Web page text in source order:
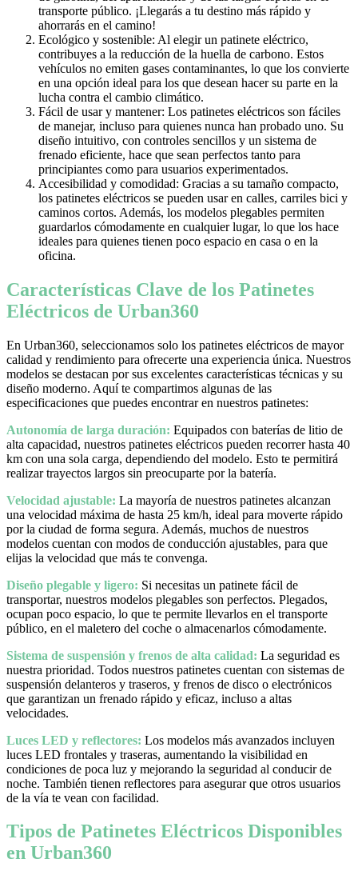
transporte público. ¡Llegarás a tu destino más rápido y
ahorrarás en el camino!
Ecológico y sostenible: Al elegir un patinete eléctrico,
contribuyes a la reducción de la huella de carbono. Estos
vehículos no emiten gases contaminantes, lo que los convierte
en una opción ideal para los que desean hacer su parte en la
lucha contra el cambio climático.
Fácil de usar y mantener: Los patinetes eléctricos son fáciles
de manejar, incluso para quienes nunca han probado uno. Su
diseño intuitivo, con controles sencillos y un sistema de
frenado eficiente, hace que sean perfectos tanto para
principiantes como para usuarios experimentados.
Accesibilidad y comodidad: Gracias a su tamaño compacto,
los patinetes eléctricos se pueden usar en calles, carriles bici y
caminos cortos. Además, los modelos plegables permiten
guardarlos cómodamente en cualquier lugar, lo que los hace
ideales para quienes tienen poco espacio en casa o en la
oficina.
Características Clave de los Patinetes
Eléctricos de Urban360
En Urban360, seleccionamos solo los patinetes eléctricos de mayor
calidad y rendimiento para ofrecerte una experiencia única. Nuestros
modelos se destacan por sus excelentes características técnicas y su
diseño moderno. Aquí te compartimos algunas de las
especificaciones que puedes encontrar en nuestros patinetes:
Autonomía de larga duración: Equipados con baterías de litio de
alta capacidad, nuestros patinetes eléctricos pueden recorrer hasta 40
km con una sola carga, dependiendo del modelo. Esto te permitirá
realizar trayectos largos sin preocuparte por la batería.
Velocidad ajustable: La mayoría de nuestros patinetes alcanzan
una velocidad máxima de hasta 25 km/h, ideal para moverte rápido
por la ciudad de forma segura. Además, muchos de nuestros
modelos cuentan con modos de conducción ajustables, para que
elijas la velocidad que más te convenga.
Diseño plegable y ligero: Si necesitas un patinete fácil de
transportar, nuestros modelos plegables son perfectos. Plegados,
ocupan poco espacio, lo que te permite llevarlos en el transporte
público, en el maletero del coche o almacenarlos cómodamente.
Sistema de suspensión y frenos de alta calidad: La seguridad es
nuestra prioridad. Todos nuestros patinetes cuentan con sistemas de
suspensión delanteros y traseros, y frenos de disco o electrónicos
que garantizan un frenado rápido y eficaz, incluso a altas
velocidades.
Luces LED y reflectores: Los modelos más avanzados incluyen
luces LED frontales y traseras, aumentando la visibilidad en
condiciones de poca luz y mejorando la seguridad al conducir de
noche. También tienen reflectores para asegurar que otros usuarios
de la vía te vean con facilidad.
Tipos de Patinetes Eléctricos Disponibles
en Urban360